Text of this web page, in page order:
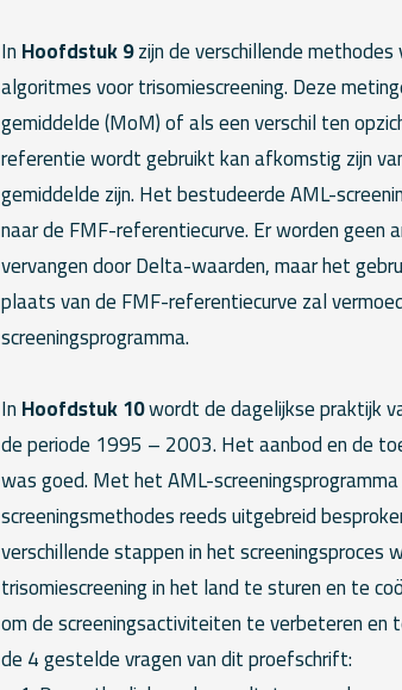
InHoofdstuk 9zijn de verschillende
algoritmes voor trisomiescreening. Deze
gemiddelde (MoM) of als een verschil ten
referentie wordt gebruikt kan afkomstig zijn
gemiddelde zijn. Het bestudeerde AML-
naar de FMF-referentiecurve. Er worden
vervangen door Delta-waarden, maar het
plaats van de FMF-referentiecurve zal
screeningsprogramma.
InHoofdstuk 10wordt de dagelijkse praktijk
de periode 1995 – 2003. Het aanbod en de
was goed. Met het AML-
screeningsmethodes reeds uitgebreid
verschillende stappen in het
trisomiescreening in het land te sturen en te
om de screeningsactiviteiten te verbeteren en
de 4 gestelde vragen van dit proefschrift: